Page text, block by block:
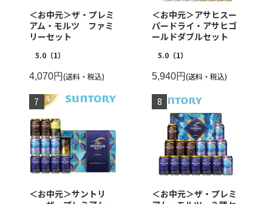
＜お中元＞ザ・プレミ
アム・モルツ ファミ
リーセット
5.0（1）
4,070円(送料・税込)
＜お中元＞アサヒスー
パードライ・アサヒゴ
ールドダブルセット
5.0 （1）
5,940円(送料・税込)
＜お中元＞サントリ
＜お中元＞ザ・プレミ